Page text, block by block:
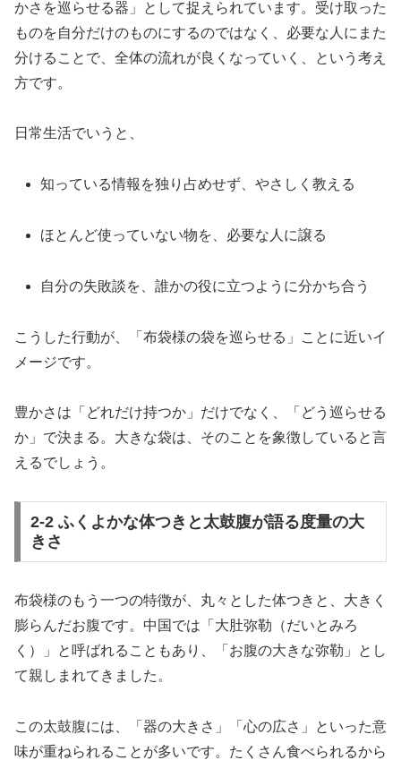
かさを巡らせる器」として捉えられています。受け取った
ものを自分だけのものにするのではなく、必要な人にまた
分けることで、全体の流れが良くなっていく、という考え
方です。
日常生活でいうと、
知っている情報を独り占めせず、やさしく教える
ほとんど使っていない物を、必要な人に譲る
自分の失敗談を、誰かの役に立つように分かち合う
こうした行動が、「布袋様の袋を巡らせる」ことに近いイ
メージです。
豊かさは「どれだけ持つか」だけでなく、「どう巡らせる
か」で決まる。大きな袋は、そのことを象徴していると言
えるでしょう。
2-2 ふくよかな体つきと太鼓腹が語る度量の大
きさ
布袋様のもう一つの特徴が、丸々とした体つきと、大きく
膨らんだお腹です。中国では「大肚弥勒（だいとみろ
く）」と呼ばれることもあり、「お腹の大きな弥勒」とし
て親しまれてきました。
この太鼓腹には、「器の大きさ」「心の広さ」といった意
味が重ねられることが多いです。たくさん食べられるから